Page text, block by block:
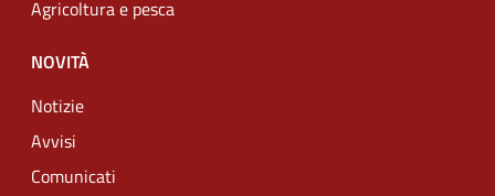
Agricoltura e pesca
NOVITÀ
Notizie
Avvisi
Comunicati